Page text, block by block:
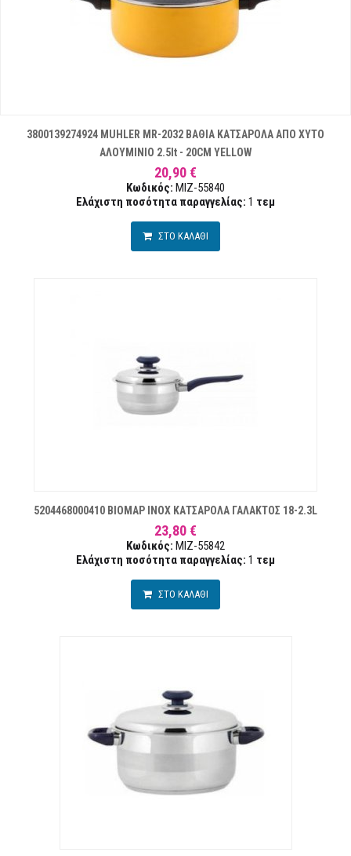
3800139274924 MUHLER MR-2032 ΒΑΘΙΑ ΚΑΤΣΑΡΟΛΑ ΑΠΟ ΧΥΤΟ
ΑΛΟΥΜΙΝΙΟ 2.5lt - 20CM YELLOW
20,90 €
Κωδικός: MIZ-55840
Ελάχιστη ποσότητα παραγγελίας: 1 τεμ
ΣΤΟ ΚΑΛΑΘΙ
5204468000410 ΒΙΟΜΑΡ INOX ΚΑΤΣΑΡΟΛΑ ΓΑΛΑΚΤΟΣ 18-2.3L
23,80 €
Κωδικός: MIZ-55842
Ελάχιστη ποσότητα παραγγελίας: 1 τεμ
ΣΤΟ ΚΑΛΑΘΙ